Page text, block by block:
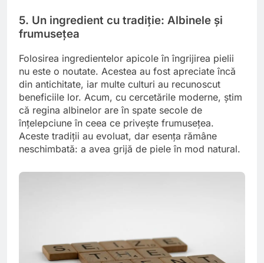
5. Un ingredient cu tradiție: Albinele și
frumusețea
Folosirea ingredientelor apicole în îngrijirea pielii
nu este o noutate. Acestea au fost apreciate încă
din antichitate, iar multe culturi au recunoscut
beneficiile lor. Acum, cu cercetările moderne, știm
că regina albinelor are în spate secole de
înțelepciune în ceea ce privește frumusețea.
Aceste tradiții au evoluat, dar esența rămâne
neschimbată: a avea grijă de piele în mod natural.